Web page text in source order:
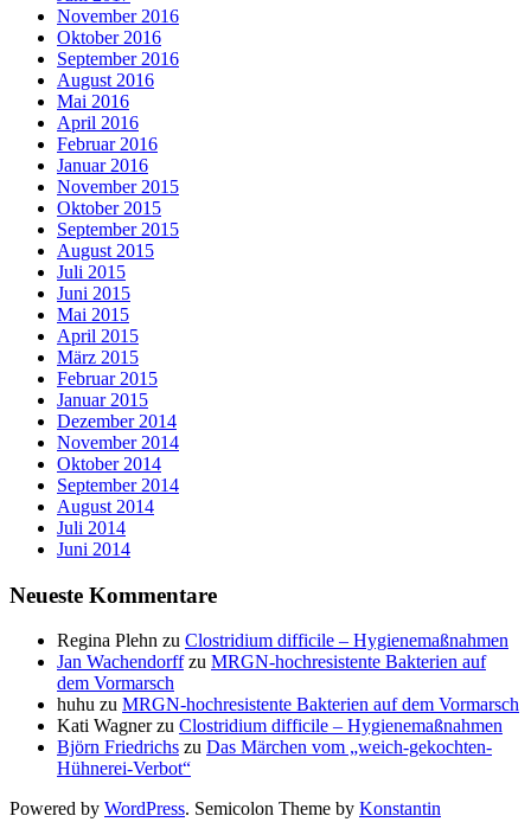
November 2016
Oktober 2016
September 2016
August 2016
Mai 2016
April 2016
Februar 2016
Januar 2016
November 2015
Oktober 2015
September 2015
August 2015
Juli 2015
Juni 2015
Mai 2015
April 2015
März 2015
Februar 2015
Januar 2015
Dezember 2014
November 2014
Oktober 2014
September 2014
August 2014
Juli 2014
Juni 2014
Neueste Kommentare
Regina Plehn zu Clostridium difficile – Hygienemaßnahmen
Jan Wachendorffzu MRGN-hochresistente Bakterien auf
dem Vormarsch
huhu zu MRGN-hochresistente Bakterien auf dem Vormarsch
Kati Wagnerzu Clostridium difficile – Hygienemaßnahmen
Björn Friedrichs zu Das Märchen vom „weich-gekochten-
Hühnerei-Verbot“
Powered by WordPress. Semicolon Theme by Konstantin